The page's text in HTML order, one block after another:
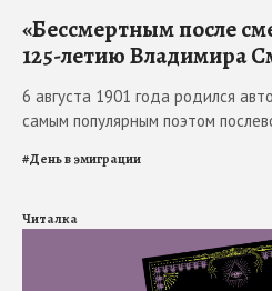
«Бессмертным после
125-летию Владимира
6 августа 1901 года родился
самым популярным поэтом
#День в эмиграции
Читалка